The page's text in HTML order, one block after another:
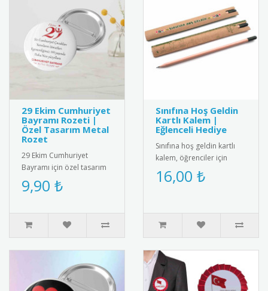
29 Ekim Cumhuriyet
Bayramı Rozeti |
Özel Tasarım Metal
Rozet
29 Ekim Cumhuriyet
Bayramı için özel tasarım
metal rozet. Kaliteli metal
malzemeden üretilmiş,
9,90 ₺
Sınıfına Hoş Geldin
Kartlı Kalem |
Eğlenceli Hediye
Sınıfına hoş geldin kartlı
kalem, öğrenciler için
eğlenceli ve kullanışlı bir
hediye. Her ürün bir k..
16,00 ₺